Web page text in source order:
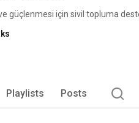
güçlenmesi için sivil topluma
Playlists Posts